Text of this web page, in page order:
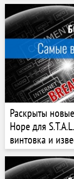
Раскрыты
Hope для
винтовка и